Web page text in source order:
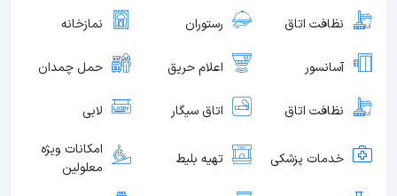
نظافت اتاق رستوران نمازخانه
آسانسور اعلام حریق حمل چمدان
نظافت اتاق اتاق سیگار لابی
خدمات پزشکی تهیه بلیط
امکانات ویژه
معلولین